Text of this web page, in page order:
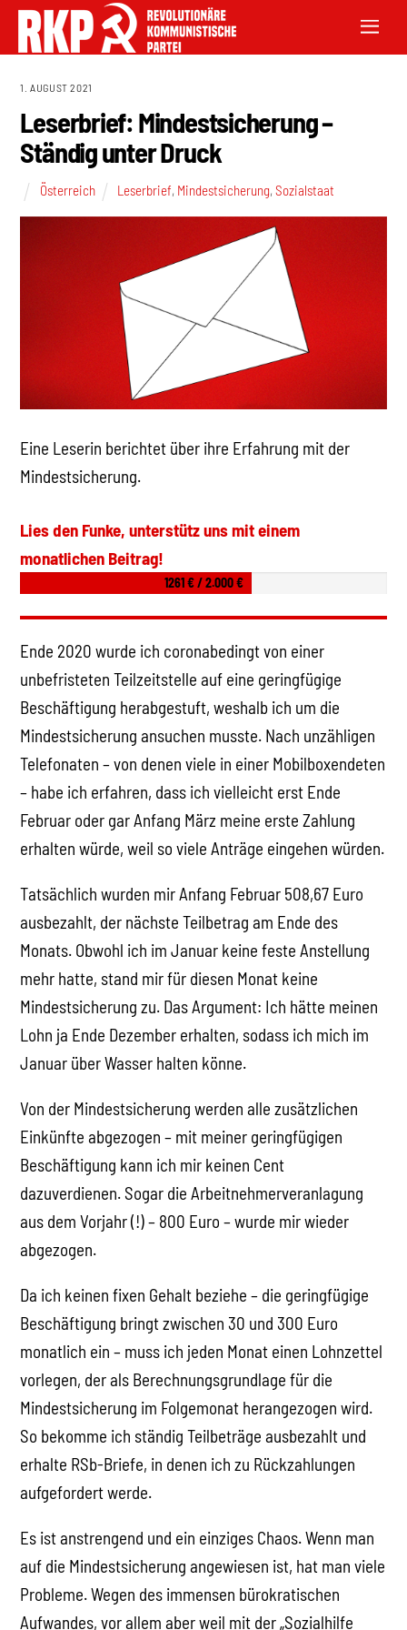
1. AUGUST 2021
Leserbrief: Mindestsicherung –
Ständig unter Druck
Österreich Leserbrief, Mindestsicherung,Sozialstaat
Eine Leserin berichtet über ihre Erfahrung mit der
Mindestsicherung.
Lies den Funke, unterstütz uns mit einem
monatlichen Beitrag!
1261 € / 2.000 €
Ende 2020 wurde ich coronabedingt von einer
unbefristeten Teilzeitstelle auf eine geringfügige
Beschäftigung herabgestuft, weshalb ich um die
Mindestsicherung ansuchen musste. Nach unzähligen
Telefonaten – von denen viele in einer Mobilboxendeten
– habe ich erfahren, dass ich vielleicht erst Ende
Februar oder gar Anfang März meine erste Zahlung
erhalten würde, weil so viele Anträge eingehen würden.
Tatsächlich wurden mir Anfang Februar 508,67 Euro
ausbezahlt, der nächste Teilbetrag am Ende des
Monats. Obwohl ich im Januar keine feste Anstellung
mehr hatte, stand mir für diesen Monat keine
Mindestsicherung zu. Das Argument: Ich hätte meinen
Lohn ja Ende Dezember erhalten, sodass ich mich im
Januar über Wasser halten könne.
Von der Mindestsicherung werden alle zusätzlichen
Einkünfte abgezogen – mit meiner geringfügigen
Beschäftigung kann ich mir keinen Cent
dazuverdienen. Sogar die Arbeitnehmerveranlagung
aus dem Vorjahr (!) – 800 Euro – wurde mir wieder
abgezogen.
Da ich keinen fixen Gehalt beziehe – die geringfügige
Beschäftigung bringt zwischen 30 und 300 Euro
monatlich ein – muss ich jeden Monat einen Lohnzettel
vorlegen, der als Berechnungsgrundlage für die
Mindestsicherung im Folgemonat herangezogen wird.
So bekomme ich ständig Teilbeträge ausbezahlt und
erhalte RSb-Briefe, in denen ich zu Rückzahlungen
aufgefordert werde.
Es ist anstrengend und ein einziges Chaos. Wenn man
auf die Mindestsicherung angewiesen ist, hat man viele
Probleme. Wegen des immensen bürokratischen
Aufwandes, vor allem aber weil mit der „Sozialhilfe